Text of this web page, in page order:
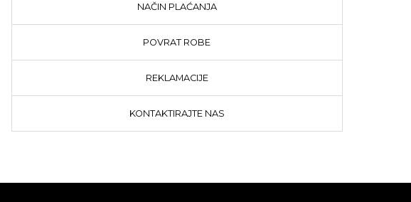
NAČIN PLAĆANJA
POVRAT ROBE
REKLAMACIJE
KONTAKTIRAJTE NAS